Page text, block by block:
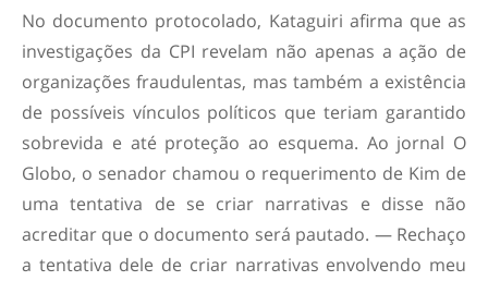
No documento protocolado, Kataguiri afirma que as
investigações da CPI revelam não apenas a ação de
organizações fraudulentas, mas também a existência
de possíveis vínculos políticos que teriam garantido
sobrevida e até proteção ao esquema. Ao jornal O
Globo, o senador chamou o requerimento de Kim de
uma tentativa de se criar narrativas e disse não
acreditar que o documento será pautado. — Rechaço
a tentativa dele de criar narrativas envolvendo meu